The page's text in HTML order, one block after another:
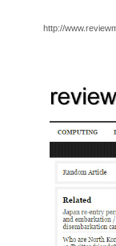
http://